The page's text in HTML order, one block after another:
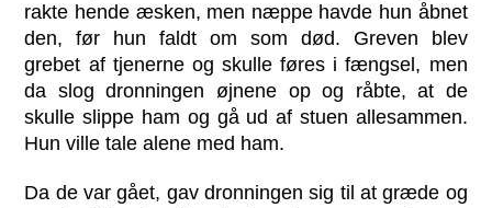
rakte hende æsken, men næppe havde hun åbnet
den, før hun faldt om som død. Greven blev
grebet af tjenerne og skulle føres i fængsel, men
da slog dronningen øjnene op og råbte, at de
skulle slippe ham og gå ud af stuen allesammen.
Hun ville tale alene med ham.
Da de var gået, gav dronningen sig til at græde og